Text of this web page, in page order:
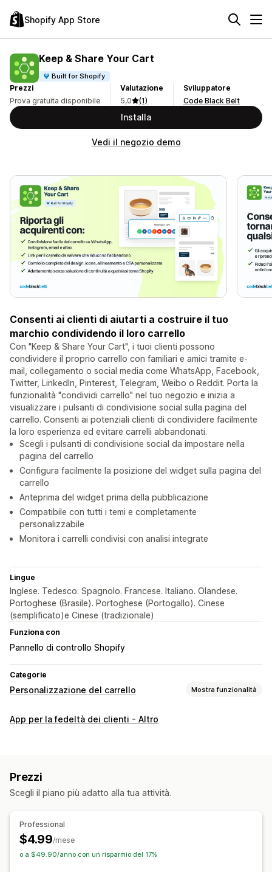
Shopify App Store
Keep & Share Your Cart
Built for Shopify
Prezzi
Prova gratuita disponibile
Valutazione
5,0
(1)
Sviluppatore
Code Black Belt
Installa
Vedi il negozio demo
Consenti ai clienti di aiutarti a costruire il tuo
marchio condividendo il loro carrello
Con "Keep & Share Your Cart", i tuoi clienti possono
condividere il proprio carrello con familiari e amici tramite e-
mail, collegamento o social media come WhatsApp, Facebook,
Twitter, LinkedIn, Pinterest, Telegram, Weibo o Reddit. Porta la
funzionalità "condividi carrello" nel tuo negozio e inizia a
visualizzare i pulsanti di condivisione social sulla pagina del
carrello. Consenti ai potenziali clienti di condividere facilmente
la loro esperienza ed evitare carrelli abbandonati.
Scegli i pulsanti di condivisione social da impostare nella
pagina del carrello
Configura facilmente la posizione del widget sulla pagina del
carrello
Anteprima del widget prima della pubblicazione
Compatibile con tutti i temi e completamente
personalizzabile
Monitora i carrelli condivisi con analisi integrate
Lingue
Inglese. Tedesco. Spagnolo. Francese. Italiano. Olandese.
Portoghese (Brasile). Portoghese (Portogallo). Cinese
(semplificato)e Cinese (tradizionale)
Funziona con
Pannello di controllo Shopify
Categorie
Personalizzazione del carrello Mostra funzionalità
Visualizzazione del carrello
Prodotti consigliati
Personalizzazione del check-out
App per la fedeltà dei clienti - Altro
Prezzi
Scegli il piano più adatto alla tua attività.
Professional
$4.99/mese
o a $49.90/anno con un risparmio del 17%